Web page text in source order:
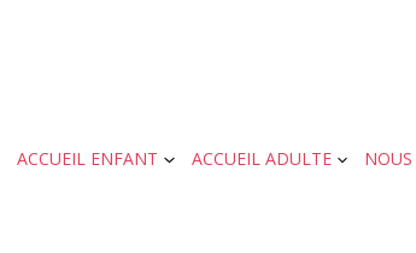
ACCUEIL ENFANT ACCUEIL ADULTE